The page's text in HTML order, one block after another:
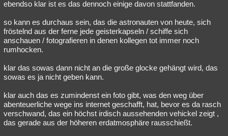
ebendso klar ist es das dennoch einige davon stattfanden.
so kann es durchaus sein, das die astronauten von heute, sich
fröstelnd aus der ferne jede geisterkapseln / schiffe sich
anschauen / fotografieren in denen kollegen tot immer noch
rumhocken.
klar das sowas dann nicht an die große glocke gehängt wird, das
sowas es ja nicht geben kann.
klar auch das es zumindenst ein foto gibt, was den weg über
abenteuerliche wege ins internet geschafft, hat, bevor es da rasch
verschwand, das ein höchst irdisch aussehenden vehickel zeigt ,
das gerade aus der höheren erdatmosphäre rausschießt.